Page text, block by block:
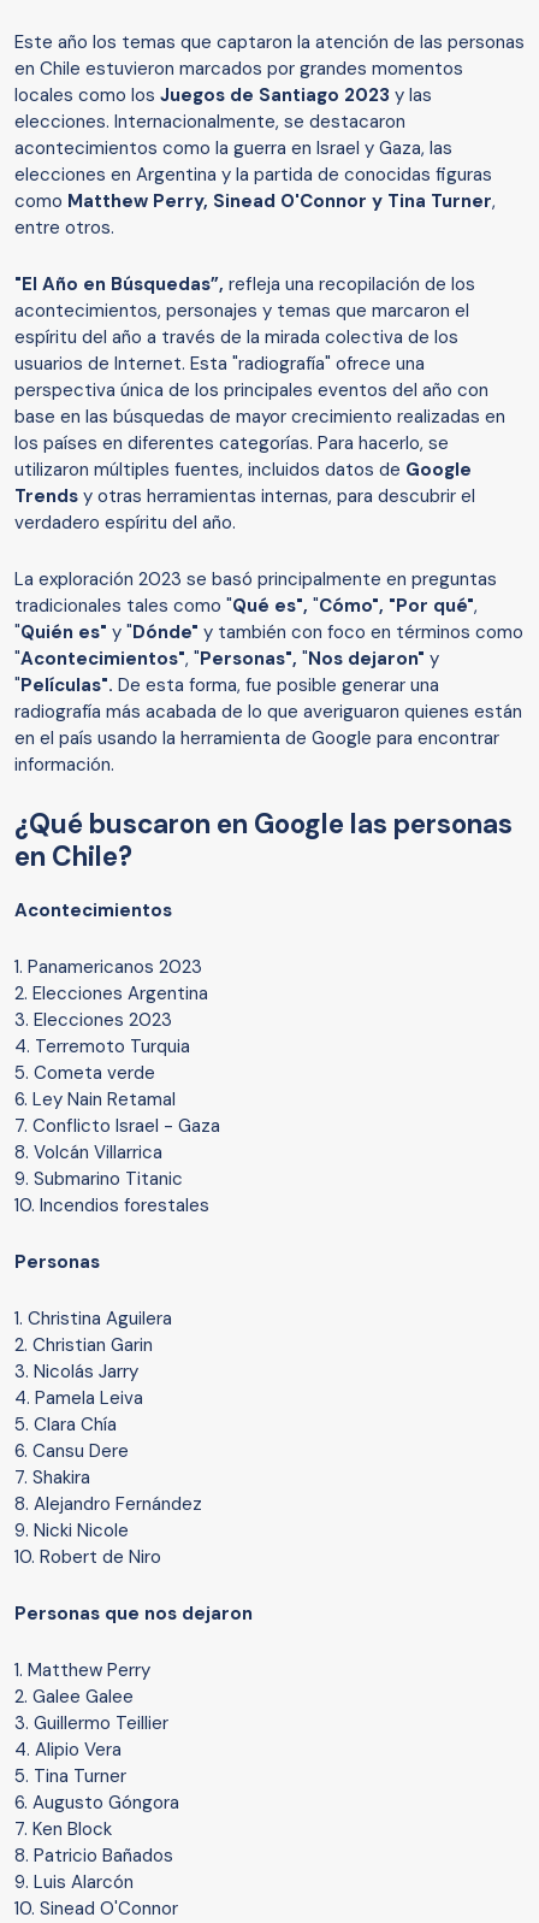
Este año los temas que captaron la atención de las personas
en Chile estuvieron marcados por grandes momentos
locales como los Juegos de Santiago 2023 y las
elecciones. Internacionalmente, se destacaron
acontecimientos como la guerra en Israel y Gaza, las
elecciones en Argentina y la partida de conocidas figuras
como Matthew Perry, Sinead O'Connor y Tina Turner,
entre otros.
"El Año en Búsquedas”, refleja una recopilación de los
acontecimientos, personajes y temas que marcaron el
espíritu del año a través de la mirada colectiva de los
usuarios de Internet. Esta "radiografía" ofrece una
perspectiva única de los principales eventos del año con
base en las búsquedas de mayor crecimiento realizadas en
los países en diferentes categorías. Para hacerlo, se
utilizaron múltiples fuentes, incluidos datos de Google
Trends y otras herramientas internas, para descubrir el
verdadero espíritu del año.
La exploración 2023 se basó principalmente en preguntas
tradicionales tales como "Qué es", "Cómo", "Por qué",
"Quién es" y "Dónde" y también con foco en términos como
"Acontecimientos", "Personas", "Nos dejaron" y
"Películas". De esta forma, fue posible generar una
radiografía más acabada de lo que averiguaron quienes están
en el país usando la herramienta de Google para encontrar
información.
¿Qué buscaron en Google las personas
en Chile?
Acontecimientos
1. Panamericanos 2023
2. Elecciones Argentina
3. Elecciones 2023
4. Terremoto Turquia
5. Cometa verde
6. Ley Nain Retamal
7. Conflicto Israel - Gaza
8. Volcán Villarrica
9. Submarino Titanic
10. Incendios forestales
Personas
1. Christina Aguilera
2. Christian Garin
3. Nicolás Jarry
4. Pamela Leiva
5. Clara Chía
6. Cansu Dere
7. Shakira
8. Alejandro Fernández
9. Nicki Nicole
10. Robert de Niro
Personas que nos dejaron
1. Matthew Perry
2. Galee Galee
3. Guillermo Teillier
4. Alipio Vera
5. Tina Turner
6. Augusto Góngora
7. Ken Block
8. Patricio Bañados
9. Luis Alarcón
10. Sinead O'Connor